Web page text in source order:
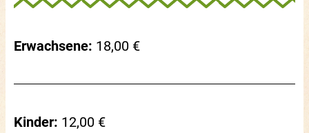
Erwachsene: 18,00 €
Kinder: 12,00 €